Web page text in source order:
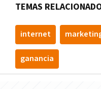
TEMAS
internet
ganancia